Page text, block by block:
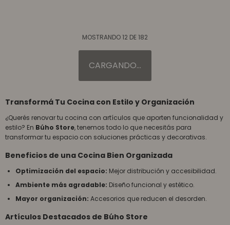
MOSTRANDO12 DE182
Transformá Tu Cocina con Estilo y Organización
¿Querés renovar tu cocina con artículos que aporten funcionalidad y
estilo? En Búho Store, tenemos todo lo que necesitás para
transformar tu espacio con soluciones prácticas y decorativas.
Beneficios de una Cocina Bien Organizada
Optimización del espacio: Mejor distribución y accesibilidad.
Ambiente más agradable: Diseño funcional y estético.
Mayor organización: Accesorios que reducen el desorden.
Artículos Destacados de Búho Store